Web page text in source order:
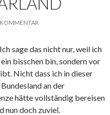
sage das nicht nur, weil ich
bisschen bin, sondern vor
Nicht dass ich in dieser
an der
hätte vollständig bereisen
nun doch zuviel.